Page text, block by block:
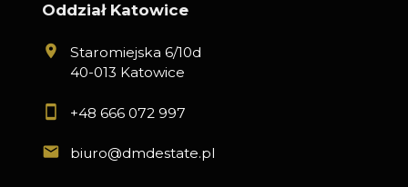
Oddział Katowice
Staromiejska 6/10d
40-013 Katowice
+48 666 072 997
biuro@dmdestate.pl